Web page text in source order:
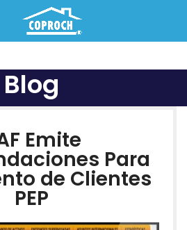
Blog
Emite
Para
de Clientes
PEP